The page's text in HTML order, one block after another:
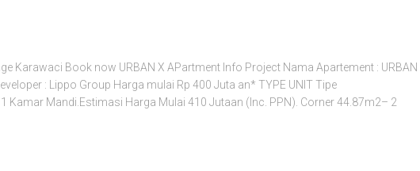
Karawaci Book now URBAN X APartment Info Project Nama Apartement : URBAN
: Lippo Group Harga mulai Rp 400 Juta an* TYPE UNIT Tipe
Kamar Mandi.Estimasi Harga Mulai 410 Jutaan (Inc. PPN). Corner 44.87m2– 2